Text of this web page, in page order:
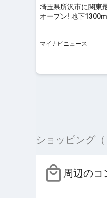
埼玉県所沢市に関東
オープン! 地下
マイナビニュース
ショッピング（
周辺のコ